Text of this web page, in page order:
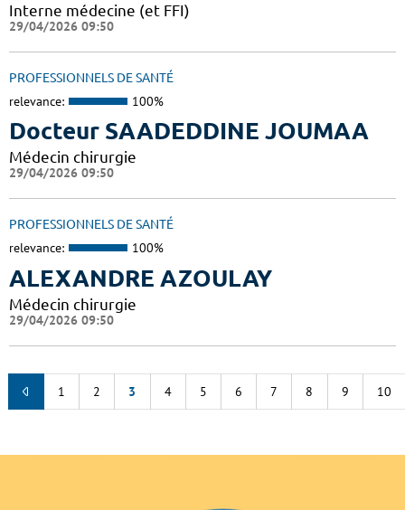
Interne médecine (et FFI)
29/04/2026 09:50
PROFESSIONNELS DE SANTÉ
relevance: 100%
Docteur SAADEDDINE JOUMAA
Médecin chirurgie
29/04/2026 09:50
PROFESSIONNELS DE SANTÉ
relevance: 100%
ALEXANDRE AZOULAY
Médecin chirurgie
29/04/2026 09:50
1 2 3 4 5 6 7 8 9 10